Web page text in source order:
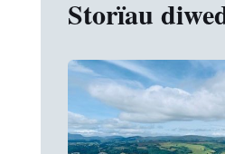
Storïau